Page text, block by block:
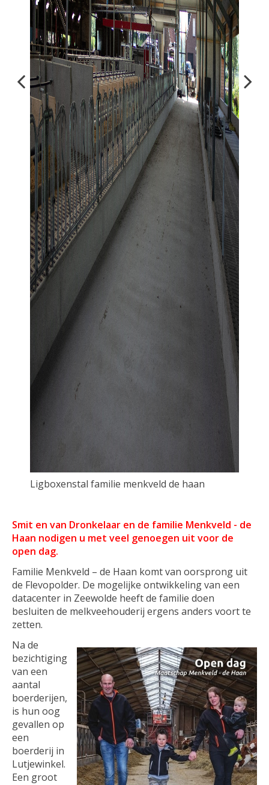
Ligboxenstal familie menkveld de haan
Smit en van Dronkelaar en de familie Menkveld - de
Haan nodigen u met veel genoegen uit voor de
open dag.
Familie Menkveld – de Haan komt van oorsprong uit
de Flevopolder. De mogelijke ontwikkeling van een
datacenter in Zeewolde heeft de familie doen
besluiten de melkveehouderij ergens anders voort te
zetten.
Na de
bezichtiging
van een
aantal
boerderijen,
is hun oog
gevallen op
een
boerderij in
Lutjewinkel.
Een groot